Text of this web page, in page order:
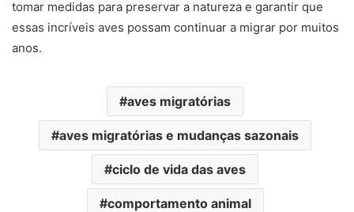
tomar medidas para preservar a natureza e garantir que
essas incríveis aves possam continuar a migrar por muitos
anos.
aves migratórias
aves migratórias e mudanças sazonais
ciclo de vida das aves
comportamento animal